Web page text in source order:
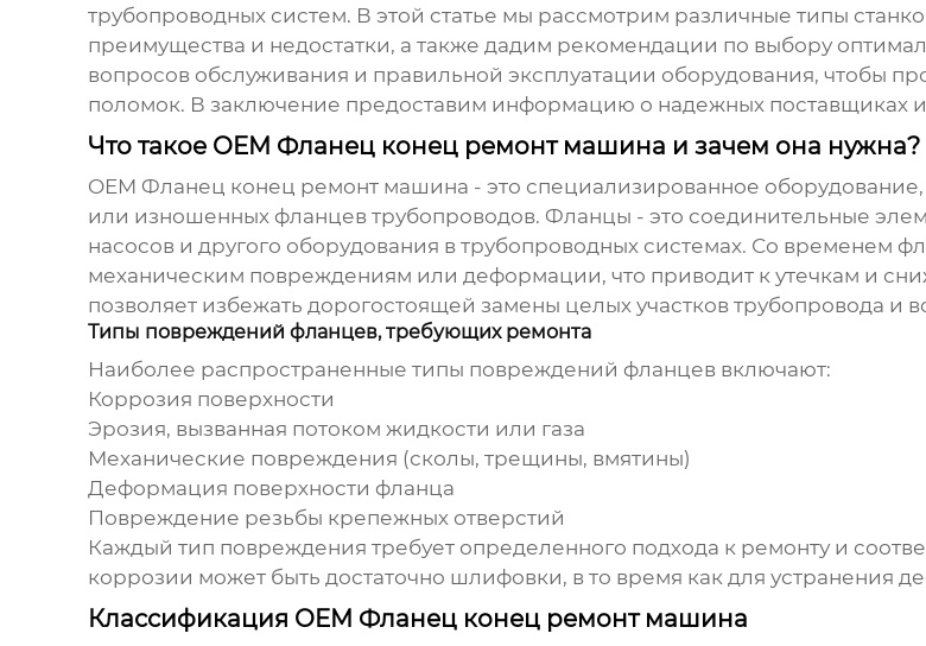
трубопроводных систем. В этой статье мы рассмотрим различные типы
преимущества и недостатки, а также дадим рекомендации по выбору
вопросов обслуживания и правильной эксплуатации оборудования, чтобы
поломок. В заключение предоставим информацию о надежных поставщиках
Что такое OEM Фланец конец ремонт машина и зачем она нужна?
OEM Фланец конец ремонт машина - это специализированное
или изношенных фланцев трубопроводов. Фланцы - это соединительные
насосов и другого оборудования в трубопроводных системах. Со временем
механическим повреждениям или деформации, что приводит к утечкам и
позволяет избежать дорогостоящей замены целых участков трубопровода и
Типы повреждений фланцев, требующих ремонта
Наиболее распространенные типы повреждений фланцев включают:
Коррозия поверхности
Эрозия, вызванная потоком жидкости или газа
Механические повреждения (сколы, трещины, вмятины)
Деформация поверхности фланца
Повреждение резьбы крепежных отверстий
Каждый тип повреждения требует определенного подхода к ремонту и
коррозии может быть достаточно шлифовки, в то время как для устранения
Классификация OEM Фланец конец ремонт машина